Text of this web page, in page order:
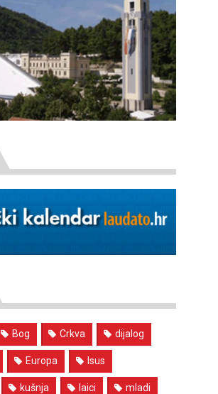
Bog Crkva dijalog
Europa Isus
kušnja laici mladi